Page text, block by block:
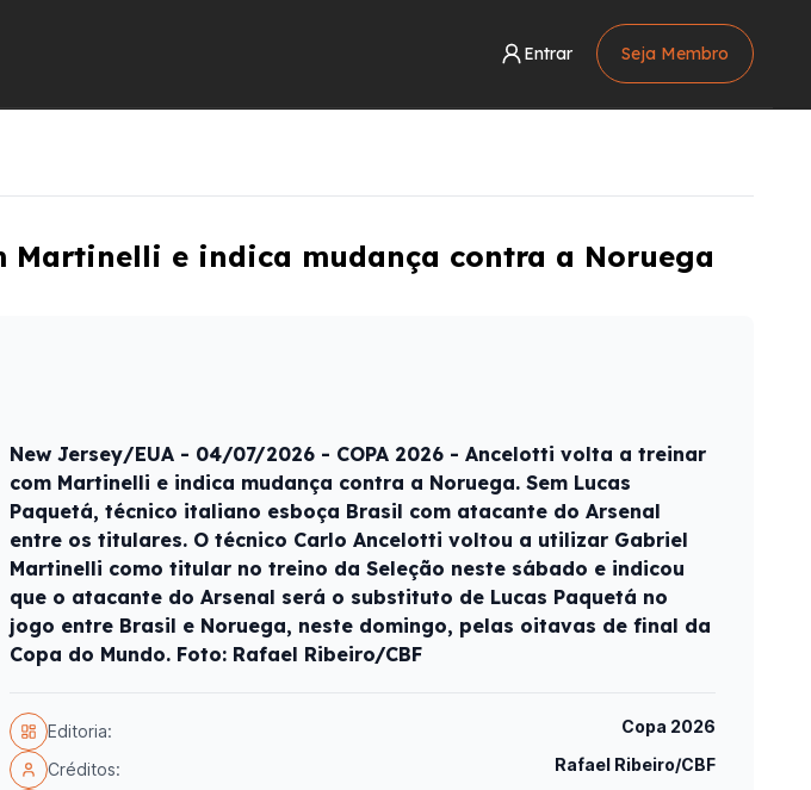
Entrar Seja Membro
Martinelli e indica mudança contra a Noruega
New Jersey/EUA - 04/07/2026 - COPA 2026 - Ancelotti volta a treinar
com Martinelli e indica mudança contra a Noruega. Sem Lucas
Paquetá, técnico italiano esboça Brasil com atacante do Arsenal
entre os titulares. O técnico Carlo Ancelotti voltou a utilizar Gabriel
Martinelli como titular no treino da Seleção neste sábado e indicou
que o atacante do Arsenal será o substituto de Lucas Paquetá no
jogo entre Brasil e Noruega, neste domingo, pelas oitavas de final da
Copa do Mundo. Foto: Rafael Ribeiro/CBF
Editoria: Copa 2026
Créditos: Rafael Ribeiro/CBF